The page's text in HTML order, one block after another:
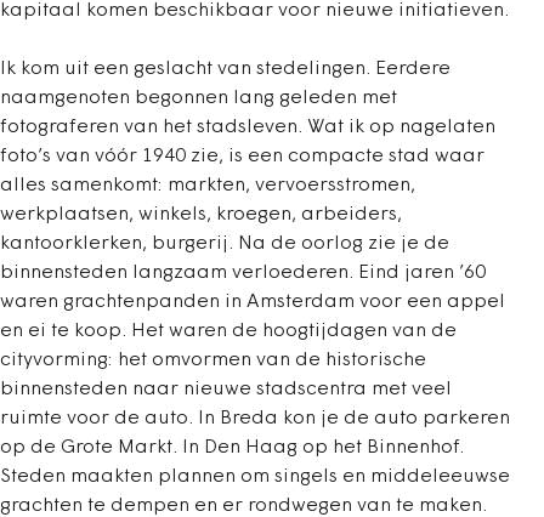
kapitaal komen beschikbaar voor nieuwe initiatieven.
Ik kom uit een geslacht van stedelingen. Eerdere
naamgenoten begonnen lang geleden met
fotograferen van het stadsleven. Wat ik op nagelaten
foto’s van vóór 1940 zie, is een compacte stad waar
alles samenkomt: markten, vervoersstromen,
werkplaatsen, winkels, kroegen, arbeiders,
kantoorklerken, burgerij. Na de oorlog zie je de
binnensteden langzaam verloederen. Eind jaren ’60
waren grachtenpanden in Amsterdam voor een appel
en ei te koop. Het waren de hoogtijdagen van de
cityvorming: het omvormen van de historische
binnensteden naar nieuwe stadscentra met veel
ruimte voor de auto. In Breda kon je de auto parkeren
op de Grote Markt. In Den Haag op het Binnenhof.
Steden maakten plannen om singels en middeleeuwse
grachten te dempen en er rondwegen van te maken.